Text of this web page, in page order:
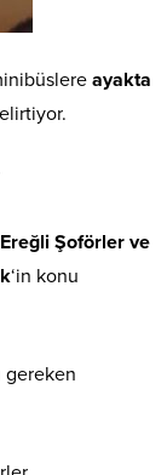
ayakta
Şoförler ve
‘in konu
gereken